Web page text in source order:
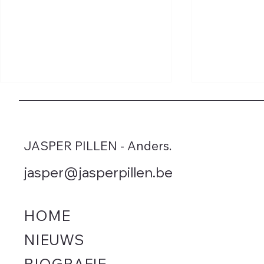
Vlaming met extra autotaks
JASPER PILLEN - Anders.
jasper@jasperpillen.be
HOME
NIEUWS